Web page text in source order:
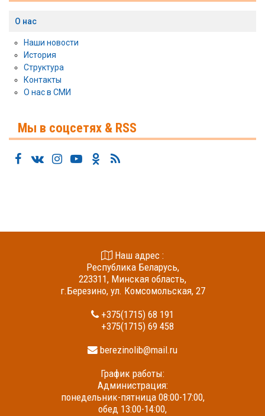
О нас
Наши новости
История
Структура
Контакты
О нас в СМИ
Мы в соцсетях & RSS
Наш адрес :
Республика Беларусь,
223311, Минская область,
г.Березино, ул. Комсомольская, 27
+375(1715) 68 191
+375(1715) 69 458
berezinolib@mail.ru
График работы:
Администрация:
понедельник-пятница 08:00-17:00,
обед 13:00-14:00,